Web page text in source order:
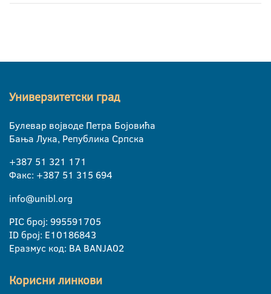
Универзитетски град
Булевар војводе Петра Бојовића
Бања Лука, Република Српска
+387 51 321 171
Факс: +387 51 315 694
info@unibl.org
PIC број: 995591705
ID број: E10186843
Еразмус код: BA BANJA02
Корисни линкови